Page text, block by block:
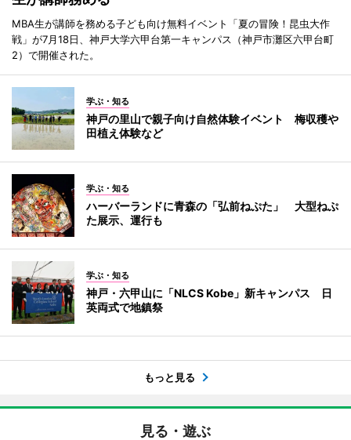
MBA生が講師を務める子ども向け無料イベント「夏の冒険！昆虫大作
戦」が7月18日、神戸大学六甲台第一キャンパス（神戸市灘区六甲台町
2）で開催された。
学ぶ・知る
神戸の里山で親子向け自然体験イベント 梅収穫や
田植え体験など
学ぶ・知る
ハーバーランドに青森の「弘前ねぷた」 大型ねぷ
た展示、運行も
学ぶ・知る
神戸・六甲山に「NLCS Kobe」新キャンパス 日
英両式で地鎮祭
もっと見る
見る・遊ぶ